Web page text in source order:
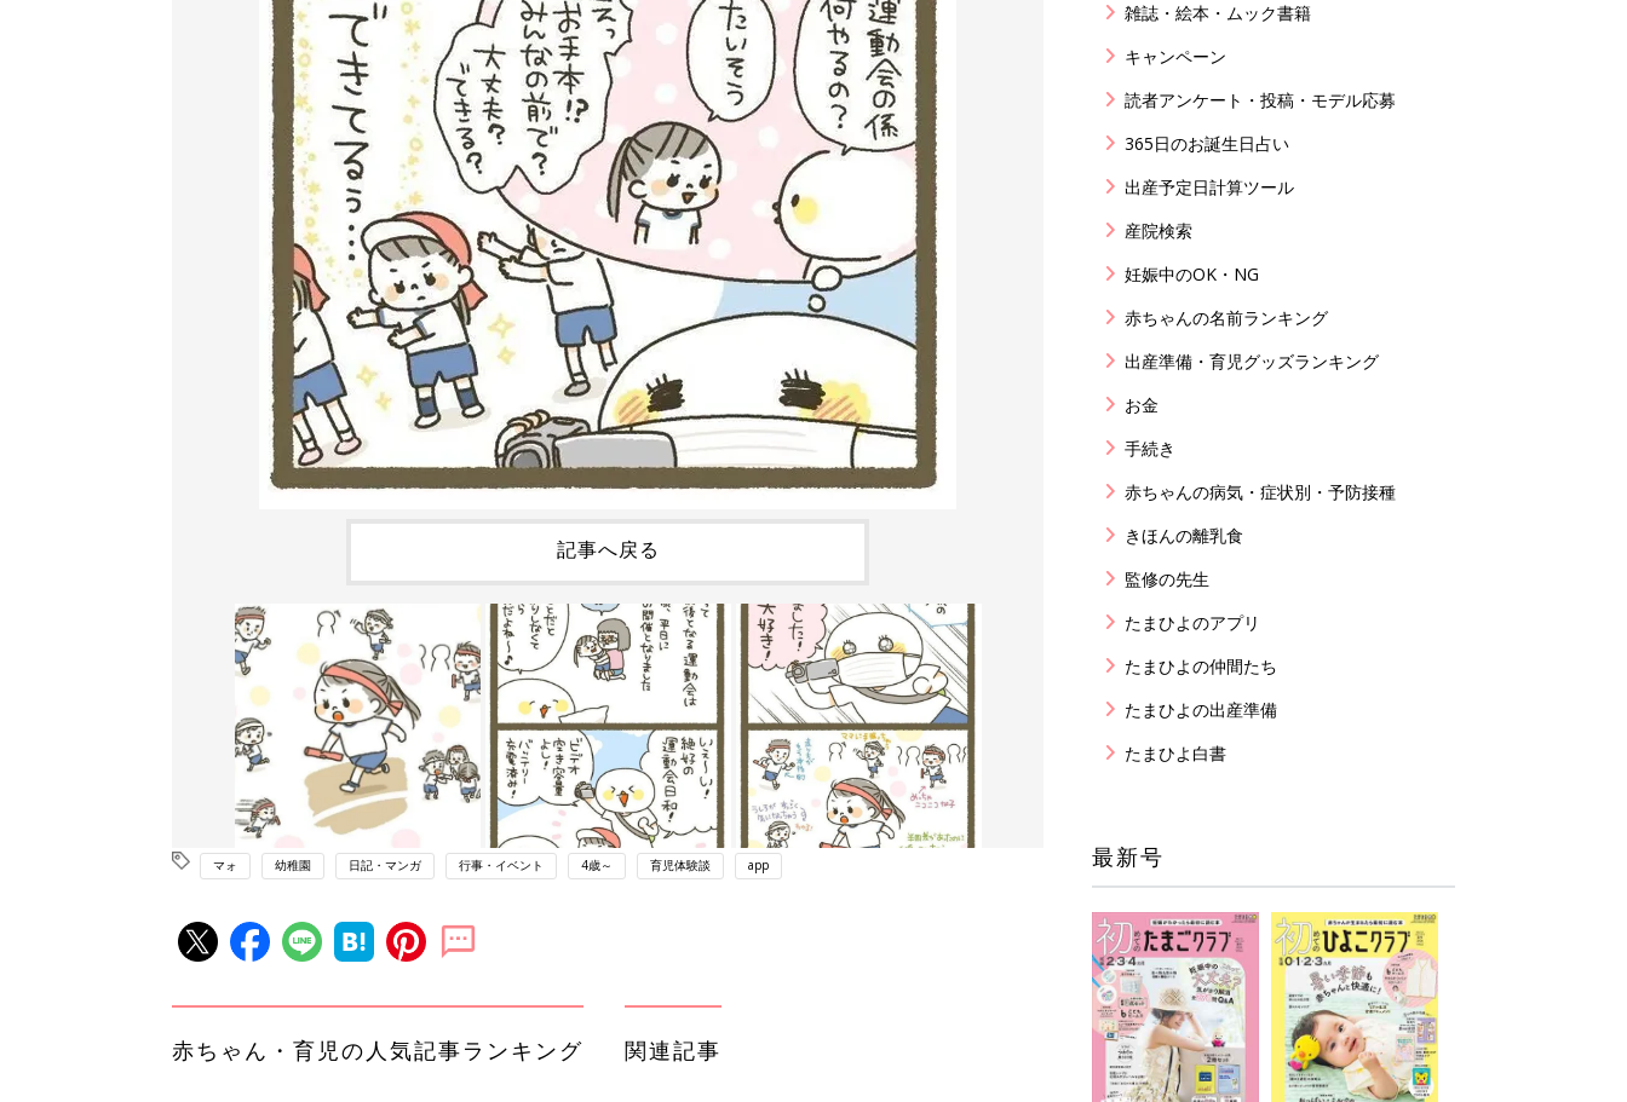
記事へ戻る
マォ 幼稚園 日記・マンガ 行事・イベント 4歳～ 育児体験談 app
赤ちゃん・育児の人気記事ランキング 関連記事
雑誌・絵本・ムック書籍
キャンペーン
読者アンケート・投稿・モデル応募
365日のお誕生日占い
出産予定日計算ツール
産院検索
妊娠中のOK・NG
赤ちゃんの名前ランキング
出産準備・育児グッズランキング
お金
手続き
赤ちゃんの病気・症状別・予防接種
きほんの離乳食
監修の先生
たまひよのアプリ
たまひよの仲間たち
たまひよの出産準備
たまひよ白書
最新号